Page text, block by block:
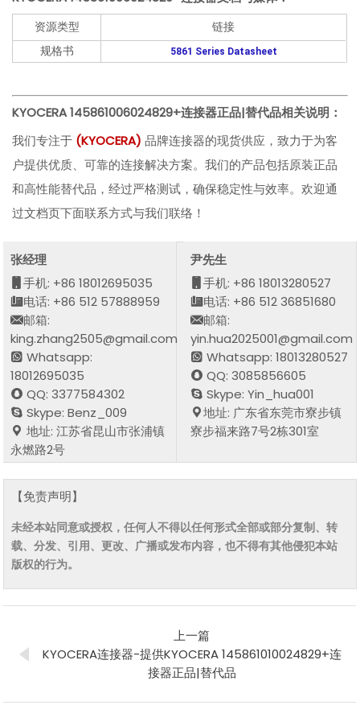
资源类型
链接
规格书
5861 Series Datasheet
KYOCERA 145861006024829+连接器正品|替代品相关说明：
我们专注于 (KYOCERA)品牌连接器的现货供应，致力于为客
户提供优质、可靠的连接解决方案。我们的产品包括原装正品
和高性能替代品，经过严格测试，确保稳定性与效率。欢迎通
过文档页下面联系方式与我们联络！
张经理
手机: +86 18012695035
电话: +86 512 57888959
邮箱:
king.zhang2505@gmail.com
Whatsapp:
18012695035
QQ: 3377584302
Skype: Benz_009
地址: 江苏省昆山市张浦镇
永燃路2号
尹先生
手机: +86 18013280527
电话: +86 512 36851680
邮箱:
yin.hua2025001@gmail.com
Whatsapp: 18013280527
QQ: 3085856605
Skype: Yin_hua001
地址: 广东省东莞市寮步镇
寮步福来路7号2栋301室
【免责声明】
未经本站同意或授权，任何人不得以任何形式全部或部分复制、转
载、分发、引用、更改、广播或发布内容，也不得有其他侵犯本站
版权的行为。
上一篇
KYOCERA连接器-提供KYOCERA 145861010024829+连
接器正品|替代品